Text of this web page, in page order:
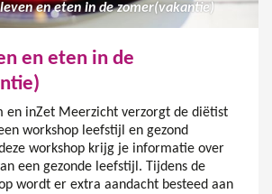
leven en eten in de zomer(vakantie)
en eten in de
en inZet Meerzicht verzorgt de diëtist
workshop leefstijl en gezond
workshop krijg je informatie over
een gezonde leefstijl. Tijdens de
wordt er extra aandacht besteed aan